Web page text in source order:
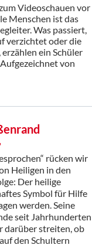
Videoschauen vor
Menschen ist das
Was passiert,
verzichtet oder die
ein Schüler
Aufgezeichnet von
rücken wir
Heiligen in den
Der heilige
Symbol für Hilfe
werden. Seine
seit Jahrhunderten
darüber streiten, ob
den Schultern